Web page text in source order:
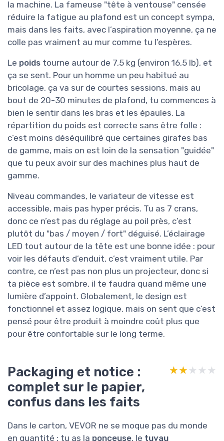
la machine. La fameuse "tête à ventouse" censée
réduire la fatigue au plafond est un concept sympa,
mais dans les faits, avec l’aspiration moyenne, ça ne
colle pas vraiment au mur comme tu l’espères.
Le poids tourne autour de 7,5 kg (environ 16,5 lb), et
ça se sent. Pour un homme un peu habitué au
bricolage, ça va sur de courtes sessions, mais au
bout de 20-30 minutes de plafond, tu commences à
bien le sentir dans les bras et les épaules. La
répartition du poids est correcte sans être folle :
c’est moins déséquilibré que certaines girafes bas
de gamme, mais on est loin de la sensation "guidée"
que tu peux avoir sur des machines plus haut de
gamme.
Niveau commandes, le variateur de vitesse est
accessible, mais pas hyper précis. Tu as 7 crans,
donc ce n’est pas du réglage au poil près, c’est
plutôt du "bas / moyen / fort" déguisé. L’éclairage
LED tout autour de la tête est une bonne idée : pour
voir les défauts d’enduit, c’est vraiment utile. Par
contre, ce n’est pas non plus un projecteur, donc si
ta pièce est sombre, il te faudra quand même une
lumière d’appoint. Globalement, le design est
fonctionnel et assez logique, mais on sent que c’est
pensé pour être produit à moindre coût plus que
pour être confortable sur le long terme.
Packaging et notice :
complet sur le papier,
confus dans les faits
★★★★★
★★★★★
Dans le carton, VEVOR ne se moque pas du monde
en quantité : tu as la ponceuse, le tuyau